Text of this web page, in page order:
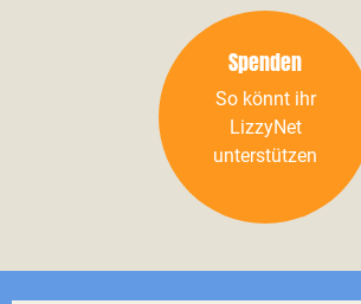
Spenden
So könnt ihr
LizzyNet
unterstützen